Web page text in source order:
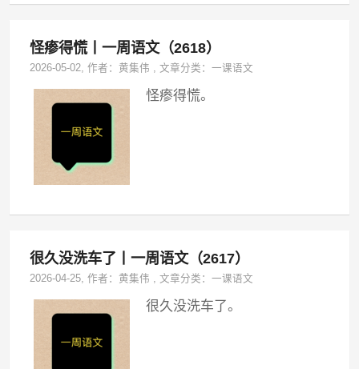
怪瘆得慌丨一周语文（2618）
2026-05-02, 作者：黄集伟 ,文章分类：一课语文
怪瘆得慌。
很久没洗车了丨一周语文（2617）
2026-04-25, 作者：黄集伟 ,文章分类：一课语文
很久没洗车了。